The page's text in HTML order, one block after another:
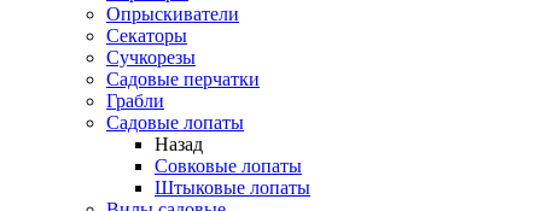
Опрыскиватели
Секаторы
Сучкорезы
Садовые перчатки
Грабли
Садовые лопаты
Назад
Совковые лопаты
Штыковые лопаты